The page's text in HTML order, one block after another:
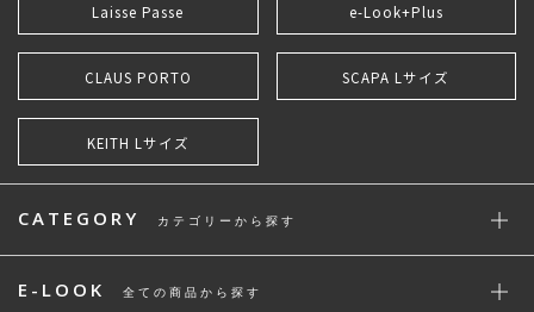
Laisse Passe e-Look+Plus
CLAUS PORTO SCAPA Lサイズ
KEITH Lサイズ
CATEGORY カテゴリーから探す
E-LOOK 全ての商品から探す